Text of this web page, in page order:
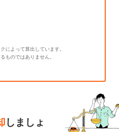
によって算出しています。
ものではありません。
しましょ